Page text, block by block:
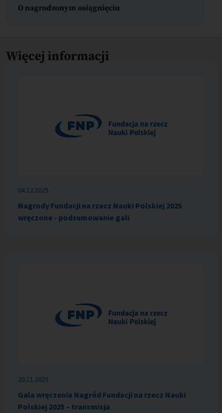
O nagrodzonym osiągnięciu
Więcej informacji
04.12.2025
Nagrody Fundacji na rzecz Nauki Polskiej 2025
wręczone - podsumowanie gali
20.11.2025
Gala wręczenia Nagród Fundacji na rzecz Nauki
Polskiej 2025 – transmisja